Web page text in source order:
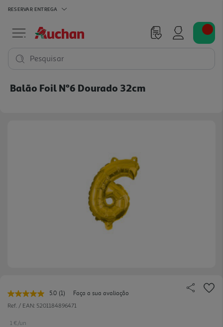
RESERVAR ENTREGA
Pesquisar
Balão Foil Nº6 Dourado 32cm
5.0 Leu
uma
(1)
Faça a sua avaliação
Ref. / EAN: 5201184896471
1 €/un